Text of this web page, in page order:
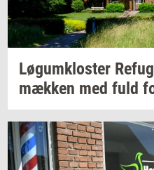
Løgum­klo­ster
mæk­ken med fuld